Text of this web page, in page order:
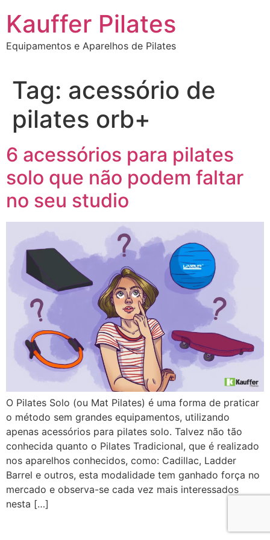
para
conteúdo
Kauffer Pilates
Equipamentos e Aparelhos de Pilates
Tag: acessório de
pilates orb+
6 acessórios para pilates
solo que não podem faltar
no seu studio
O Pilates Solo (ou Mat Pilates) é uma forma de praticar
o método sem grandes equipamentos, utilizando
apenas acessórios para pilates solo. Talvez não tão
conhecida quanto o Pilates Tradicional, que é realizado
nos aparelhos conhecidos, como: Cadillac, Ladder
Barrel e outros, esta modalidade tem ganhado força no
mercado e observa-se cada vez mais interessados
nesta […]